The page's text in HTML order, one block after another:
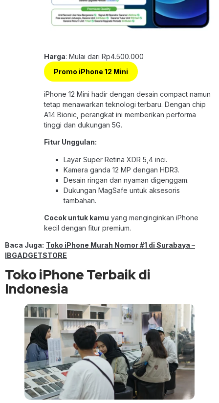
Harga: Mulai dari Rp4.500.000
Promo iPhone 12 Mini
iPhone 12 Mini hadir dengan desain compact namun
tetap menawarkan teknologi terbaru. Dengan chip
A14 Bionic, perangkat ini memberikan performa
tinggi dan dukungan 5G.
Fitur Unggulan:
Layar Super Retina XDR 5,4 inci.
Kamera ganda 12 MP dengan HDR3.
Desain ringan dan nyaman digenggam.
Dukungan MagSafe untuk aksesoris
tambahan.
Cocok untuk kamu yang menginginkan iPhone
kecil dengan fitur premium.
Baca Juga: Toko iPhone Murah Nomor #1 di Surabaya –
IBGADGETSTORE
Toko iPhone Terbaik di
Indonesia